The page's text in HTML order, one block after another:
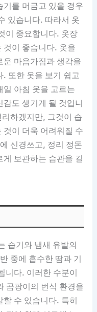
를 머금고 있을 경우
있습니다. 따라서 옷
이 중요합니다. 옷장
것이 좋습니다. 옷을
운 마음가짐과 생각을
또한 옷을 보기 쉽고
일 아침 옷을 고르는
도 생기게 될 것입니
하겠지만, 그것이 습
이 더욱 어려워질 수
신경쓰고, 정리 정돈
보관하는 습관을 길
습기와 냄새 유발의
중에 흡수한 땀과 기
니다. 이러한 수분이
곰팡이의 번식 환경을
수 있습니다. 특히